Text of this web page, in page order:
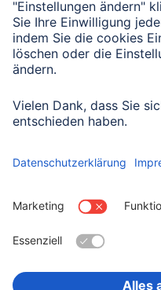
Mit Absenden des Formulars
Datenschutzbestimmungen
Datenschutz